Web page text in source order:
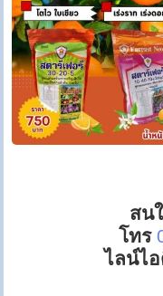
สน
โทร
ไลน์ไ